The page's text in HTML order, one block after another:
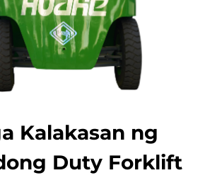
Kalakasan ng
Duty Forklift